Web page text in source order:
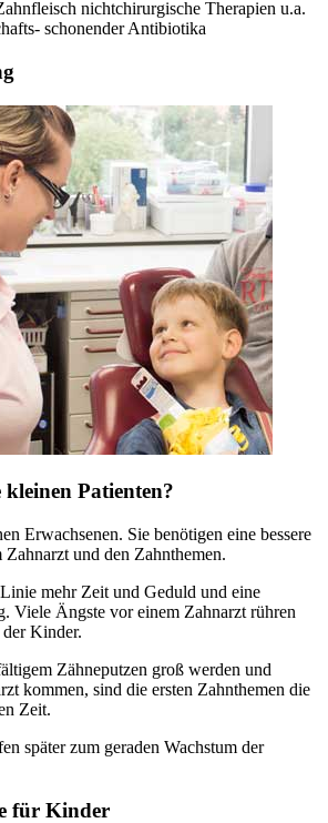
nichtchirurgische Therapien u.a.
schonender Antibiotika
Patienten?
Erwachsenen. Sie benötigen eine bessere
und den Zahnthemen.
mehr Zeit und Geduld und eine
Viele Ängste vor einem Zahnarzt rühren
Kinder.
Zähneputzen groß werden und
kommen, sind die ersten Zahnthemen die
Zeit.
später zum geraden Wachstum der
für Kinder